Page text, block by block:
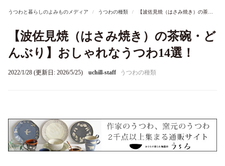
うつわと暮らしのよみものメディア うつわの種類 【波佐見焼（はさみ焼き）の茶碗・どんぶり】おしゃれなうつわ14選！
【波佐見焼（はさみ焼き）の茶碗・ど
んぶり】おしゃれなうつわ14選！
2022/1/28 (更新日: 2026/5/25) uchill-staff うつわの種類